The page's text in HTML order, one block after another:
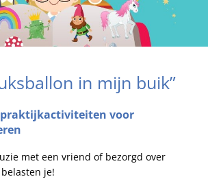
in mijn buik”
praktijkactiviteiten voor
met een vriend of bezorgd over
je!